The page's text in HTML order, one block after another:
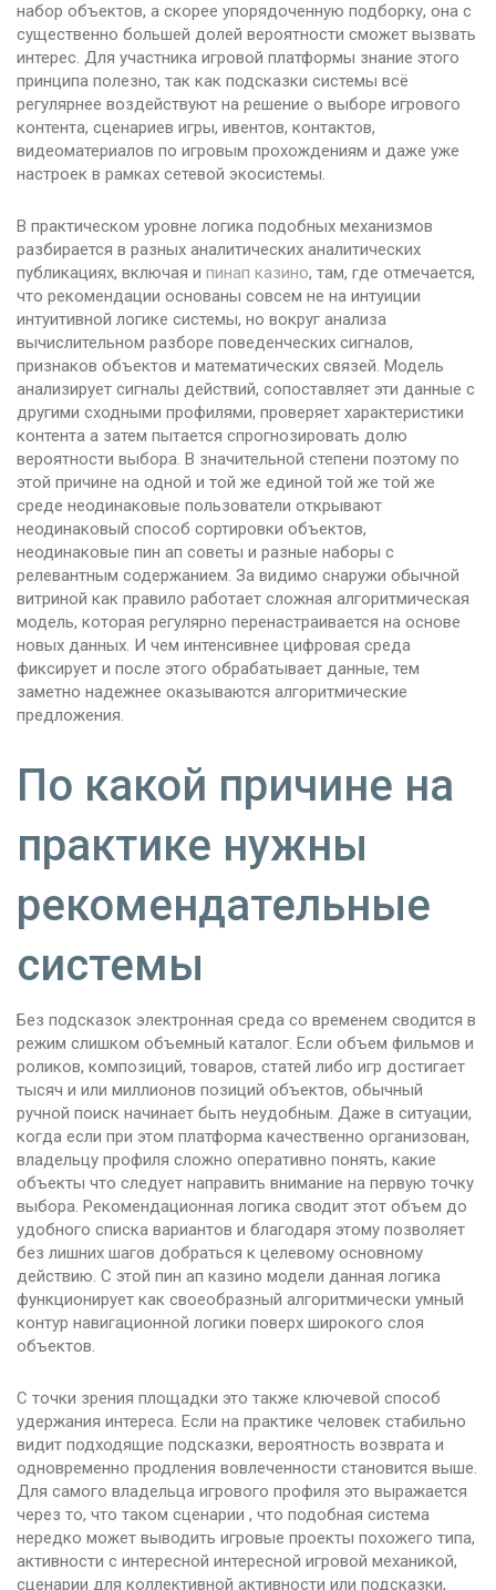
набор объектов, а скорее упорядоченную подборку, она с
существенно большей долей вероятности сможет вызвать
интерес. Для участника игровой платформы знание этого
принципа полезно, так как подсказки системы всё
регулярнее воздействуют на решение о выборе игрового
контента, сценариев игры, ивентов, контактов,
видеоматериалов по игровым прохождениям и даже уже
настроек в рамках сетевой экосистемы.
В практическом уровне логика подобных механизмов
разбирается в разных аналитических аналитических
публикациях, включая и пинап казино, там, где отмечается,
что рекомендации основаны совсем не на интуиции
интуитивной логике системы, но вокруг анализа
вычислительном разборе поведенческих сигналов,
признаков объектов и математических связей. Модель
анализирует сигналы действий, сопоставляет эти данные с
другими сходными профилями, проверяет характеристики
контента а затем пытается спрогнозировать долю
вероятности выбора. В значительной степени поэтому по
этой причине на одной и той же единой той же той же
среде неодинаковые пользователи открывают
неодинаковый способ сортировки объектов,
неодинаковые пин ап советы и разные наборы с
релевантным содержанием. За видимо снаружи обычной
витриной как правило работает сложная алгоритмическая
модель, которая регулярно перенастраивается на основе
новых данных. И чем интенсивнее цифровая среда
фиксирует и после этого обрабатывает данные, тем
заметно надежнее оказываются алгоритмические
предложения.
По какой причине на
практике нужны
рекомендательные
системы
Без подсказок электронная среда со временем сводится в
режим слишком объемный каталог. Если объем фильмов и
роликов, композиций, товаров, статей либо игр достигает
тысяч и или миллионов позиций объектов, обычный
ручной поиск начинает быть неудобным. Даже в ситуации,
когда если при этом платформа качественно организован,
владельцу профиля сложно оперативно понять, какие
объекты что следует направить внимание на первую точку
выбора. Рекомендационная логика сводит этот объем до
удобного списка вариантов и благодаря этому позволяет
без лишних шагов добраться к целевому основному
действию. С этой пин ап казино модели данная логика
функционирует как своеобразный алгоритмически умный
контур навигационной логики поверх широкого слоя
объектов.
С точки зрения площадки это также ключевой способ
удержания интереса. Если на практике человек стабильно
видит подходящие подсказки, вероятность возврата и
одновременно продления вовлеченности становится выше.
Для самого владельца игрового профиля это выражается
через то, что таком сценарии , что подобная система
нередко может выводить игровые проекты похожего типа,
активности с интересной интересной игровой механикой,
сценарии для коллективной активности или подсказки,